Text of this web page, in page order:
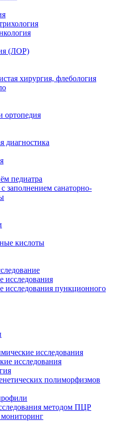
(ЛОР)
хирургия, флебология
ортопедия
диагностика
педиатра
заполнением санаторно-
кислоты
исследования
исследования пункционного
исследования
исследования
полиморфизмов
методом ПЦР